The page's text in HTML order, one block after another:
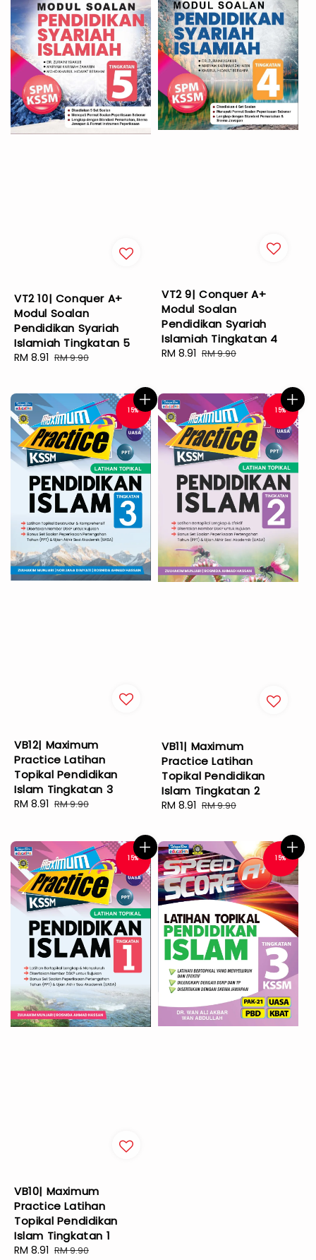
VT2 10| Conquer A+
Modul Soalan
Pendidikan Syariah
Islamiah Tingkatan 5
Sale
RM 8.91 Regular
RM 9.90
VT2 9| Conquer A+
Modul Soalan
Pendidikan Syariah
Islamiah Tingkatan 4
Sale
RM 8.91 Regular
RM 9.90
15%
VB12| Maximum
Practice Latihan
Topikal Pendidikan
Islam Tingkatan 3
Sale
RM 8.91 Regular
RM 9.90
15%
VB11| Maximum
Practice Latihan
Topikal Pendidikan
Islam Tingkatan 2
Sale
RM 8.91 Regular
RM 9.90
15%
VB10| Maximum
Practice Latihan
Topikal Pendidikan
Islam Tingkatan 1
Sale
RM 8.91 Regular
RM 9.90
15%